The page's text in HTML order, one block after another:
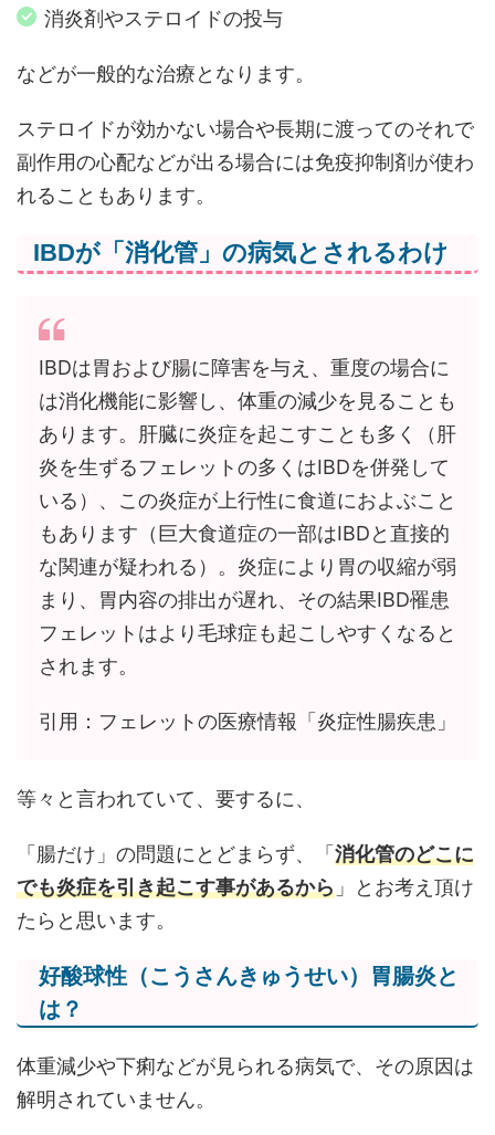
消炎剤やステロイドの投与
などが一般的な治療となります。
ステロイドが効かない場合や長期に渡ってのそれで
副作用の心配などが出る場合には免疫抑制剤が使わ
れることもあります。
IBDが「消化管」の病気とされるわけ
IBDは胃および腸に障害を与え、重度の場合に
は消化機能に影響し、体重の減少を見ることも
あります。肝臓に炎症を起こすことも多く（肝
炎を生ずるフェレットの多くはIBDを併発して
いる）、この炎症が上行性に食道におよぶこと
もあります（巨大食道症の一部はIBDと直接的
な関連が疑われる）。炎症により胃の収縮が弱
まり、胃内容の排出が遅れ、その結果IBD罹患
フェレットはより毛球症も起こしやすくなると
されます。
引用：フェレットの医療情報「炎症性腸疾患」
等々と言われていて、要するに、
「腸だけ」の問題にとどまらず、「 消化管のどこに
でも炎症を引き起こす事があるから 」とお考え頂け
たらと思います。
好酸球性（こうさんきゅうせい）胃腸炎と
は？
体重減少や下痢などが見られる病気で、その原因は
解明されていません。